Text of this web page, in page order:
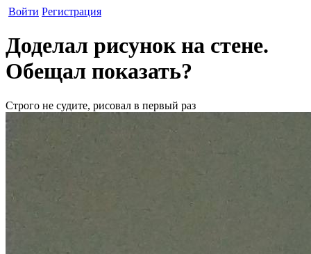
Войти Регистрация
Доделал рисунок на стене.
Обещал показать?
Строго не судите, рисовал в первый раз